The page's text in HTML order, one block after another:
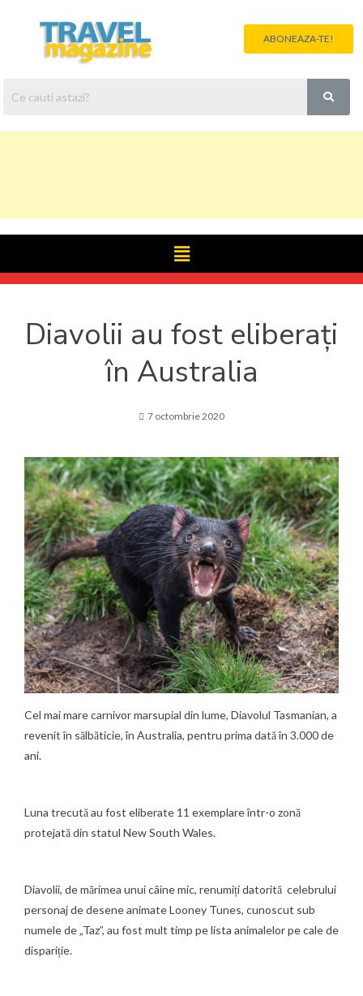
ABONEAZA-TE!
Diavolii au fost eliberați
în Australia
7 octombrie 2020
Cel mai mare carnivor marsupial din lume, Diavolul Tasmanian, a
revenit în sălbăticie, în Australia, pentru prima dată în 3.000 de
ani.
Luna trecută au fost eliberate 11 exemplare într-o zonă
protejată din statul New South Wales.
Diavolii, de mărimea unui câine mic, renumiți datorită celebrului
personaj de desene animate Looney Tunes, cunoscut sub
numele de „Taz”, au fost mult timp pe lista animalelor pe cale de
dispariție.